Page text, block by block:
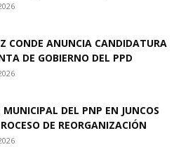
CONDE ANUNCIA CANDIDATURA
DE GOBIERNO DEL PPD
MUNICIPAL DEL PNP EN JUNCOS
DE REORGANIZACIÓN